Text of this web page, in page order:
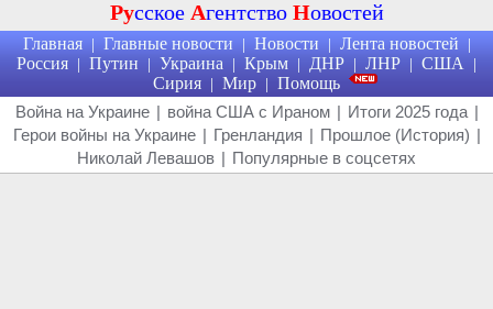
Русское Агентство Новостей
Главная | Главные новости | Новости | Лента новостей |
Россия | Путин | Украина | Крым | ДНР | ЛНР | США |
Сирия | Мир | Помощь
Война на Украине | война США с Ираном | Итоги 2025 года |
Герои войны на Украине | Гренландия | Прошлое (История) |
Николай Левашов | Популярные в соцсетях